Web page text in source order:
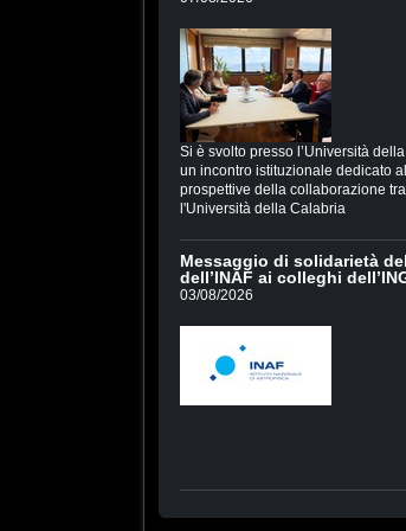
Si è svolto presso l’Università
un incontro istituzionale dedicato
prospettive della collaborazione
l'Università della Calabria
Messaggio di solidarietà
dell’INAF ai colleghi
03/08/2026